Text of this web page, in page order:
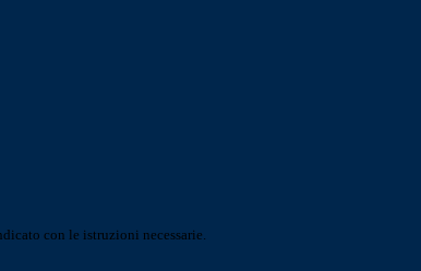
con le istruzioni necessarie.